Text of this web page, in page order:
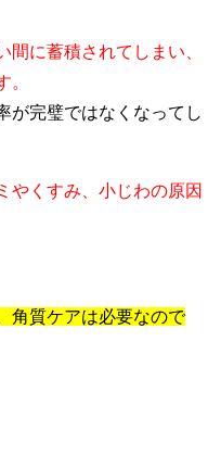
に蓄積されてしまい、
。
が完璧ではなくなってし
やくすみ、小じわの原因
角質ケアは必要なので